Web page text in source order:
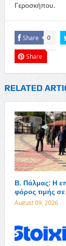
Γεροσκήπου.
Share 0
Share
RELATED
Β. Πάλμας: Η
φόρος τιμής
August 09, 2026